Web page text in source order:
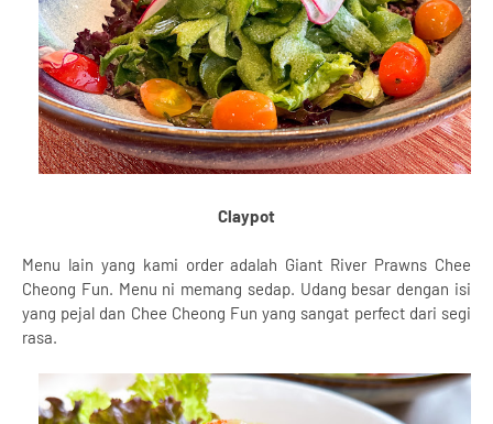
Claypot
Menu lain yang kami order adalah Giant River Prawns Chee
Cheong Fun. Menu ni memang sedap. Udang besar dengan isi
yang pejal dan Chee Cheong Fun yang sangat perfect dari segi
rasa.